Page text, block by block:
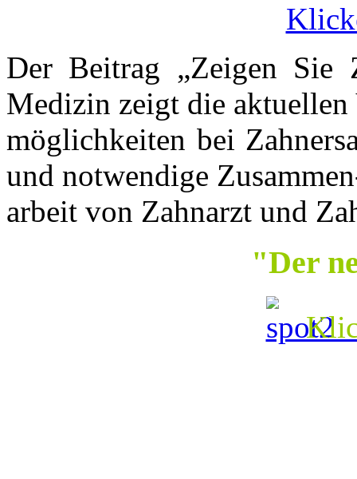
Der Beitrag „Zeigen Sie
Medizin zeigt die aktuellen
möglichkeiten bei
und notwendige
arbeit von Zahnarzt und
"Der